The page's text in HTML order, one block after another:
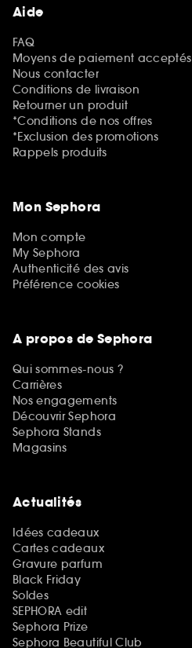
Aide
FAQ
Moyens de paiement acceptés
Nous contacter
Conditions de livraison
Retourner un produit
*Conditions de nos offres
*Exclusion des promotions
Rappels produits
Mon Sephora
Mon compte
My Sephora
Authenticité des avis
Préférence cookies
A propos de Sephora
Qui sommes-nous ?
Carrières
Nos engagements
Découvrir Sephora
Sephora Stands
Magasins
Actualités
Idées cadeaux
Cartes cadeaux
Gravure parfum
Black Friday
Soldes
SEPHORA edit
Sephora Prize
Sephora Beautiful Club